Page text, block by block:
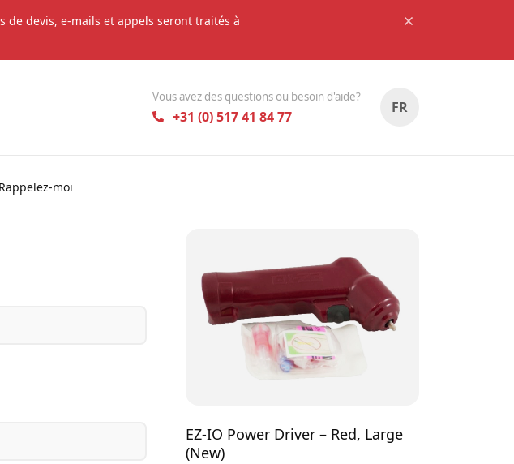
de devis, e-mails et appels seront traités à
Vous avez des questions ou besoin d'aide?
+31 (0) 517 41 84 77
FR
Rappelez-moi
EZ-IO Power Driver – Red, Large
(New)